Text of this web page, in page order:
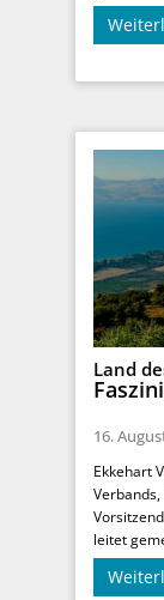
Land
16.
Ekkehart
leitet